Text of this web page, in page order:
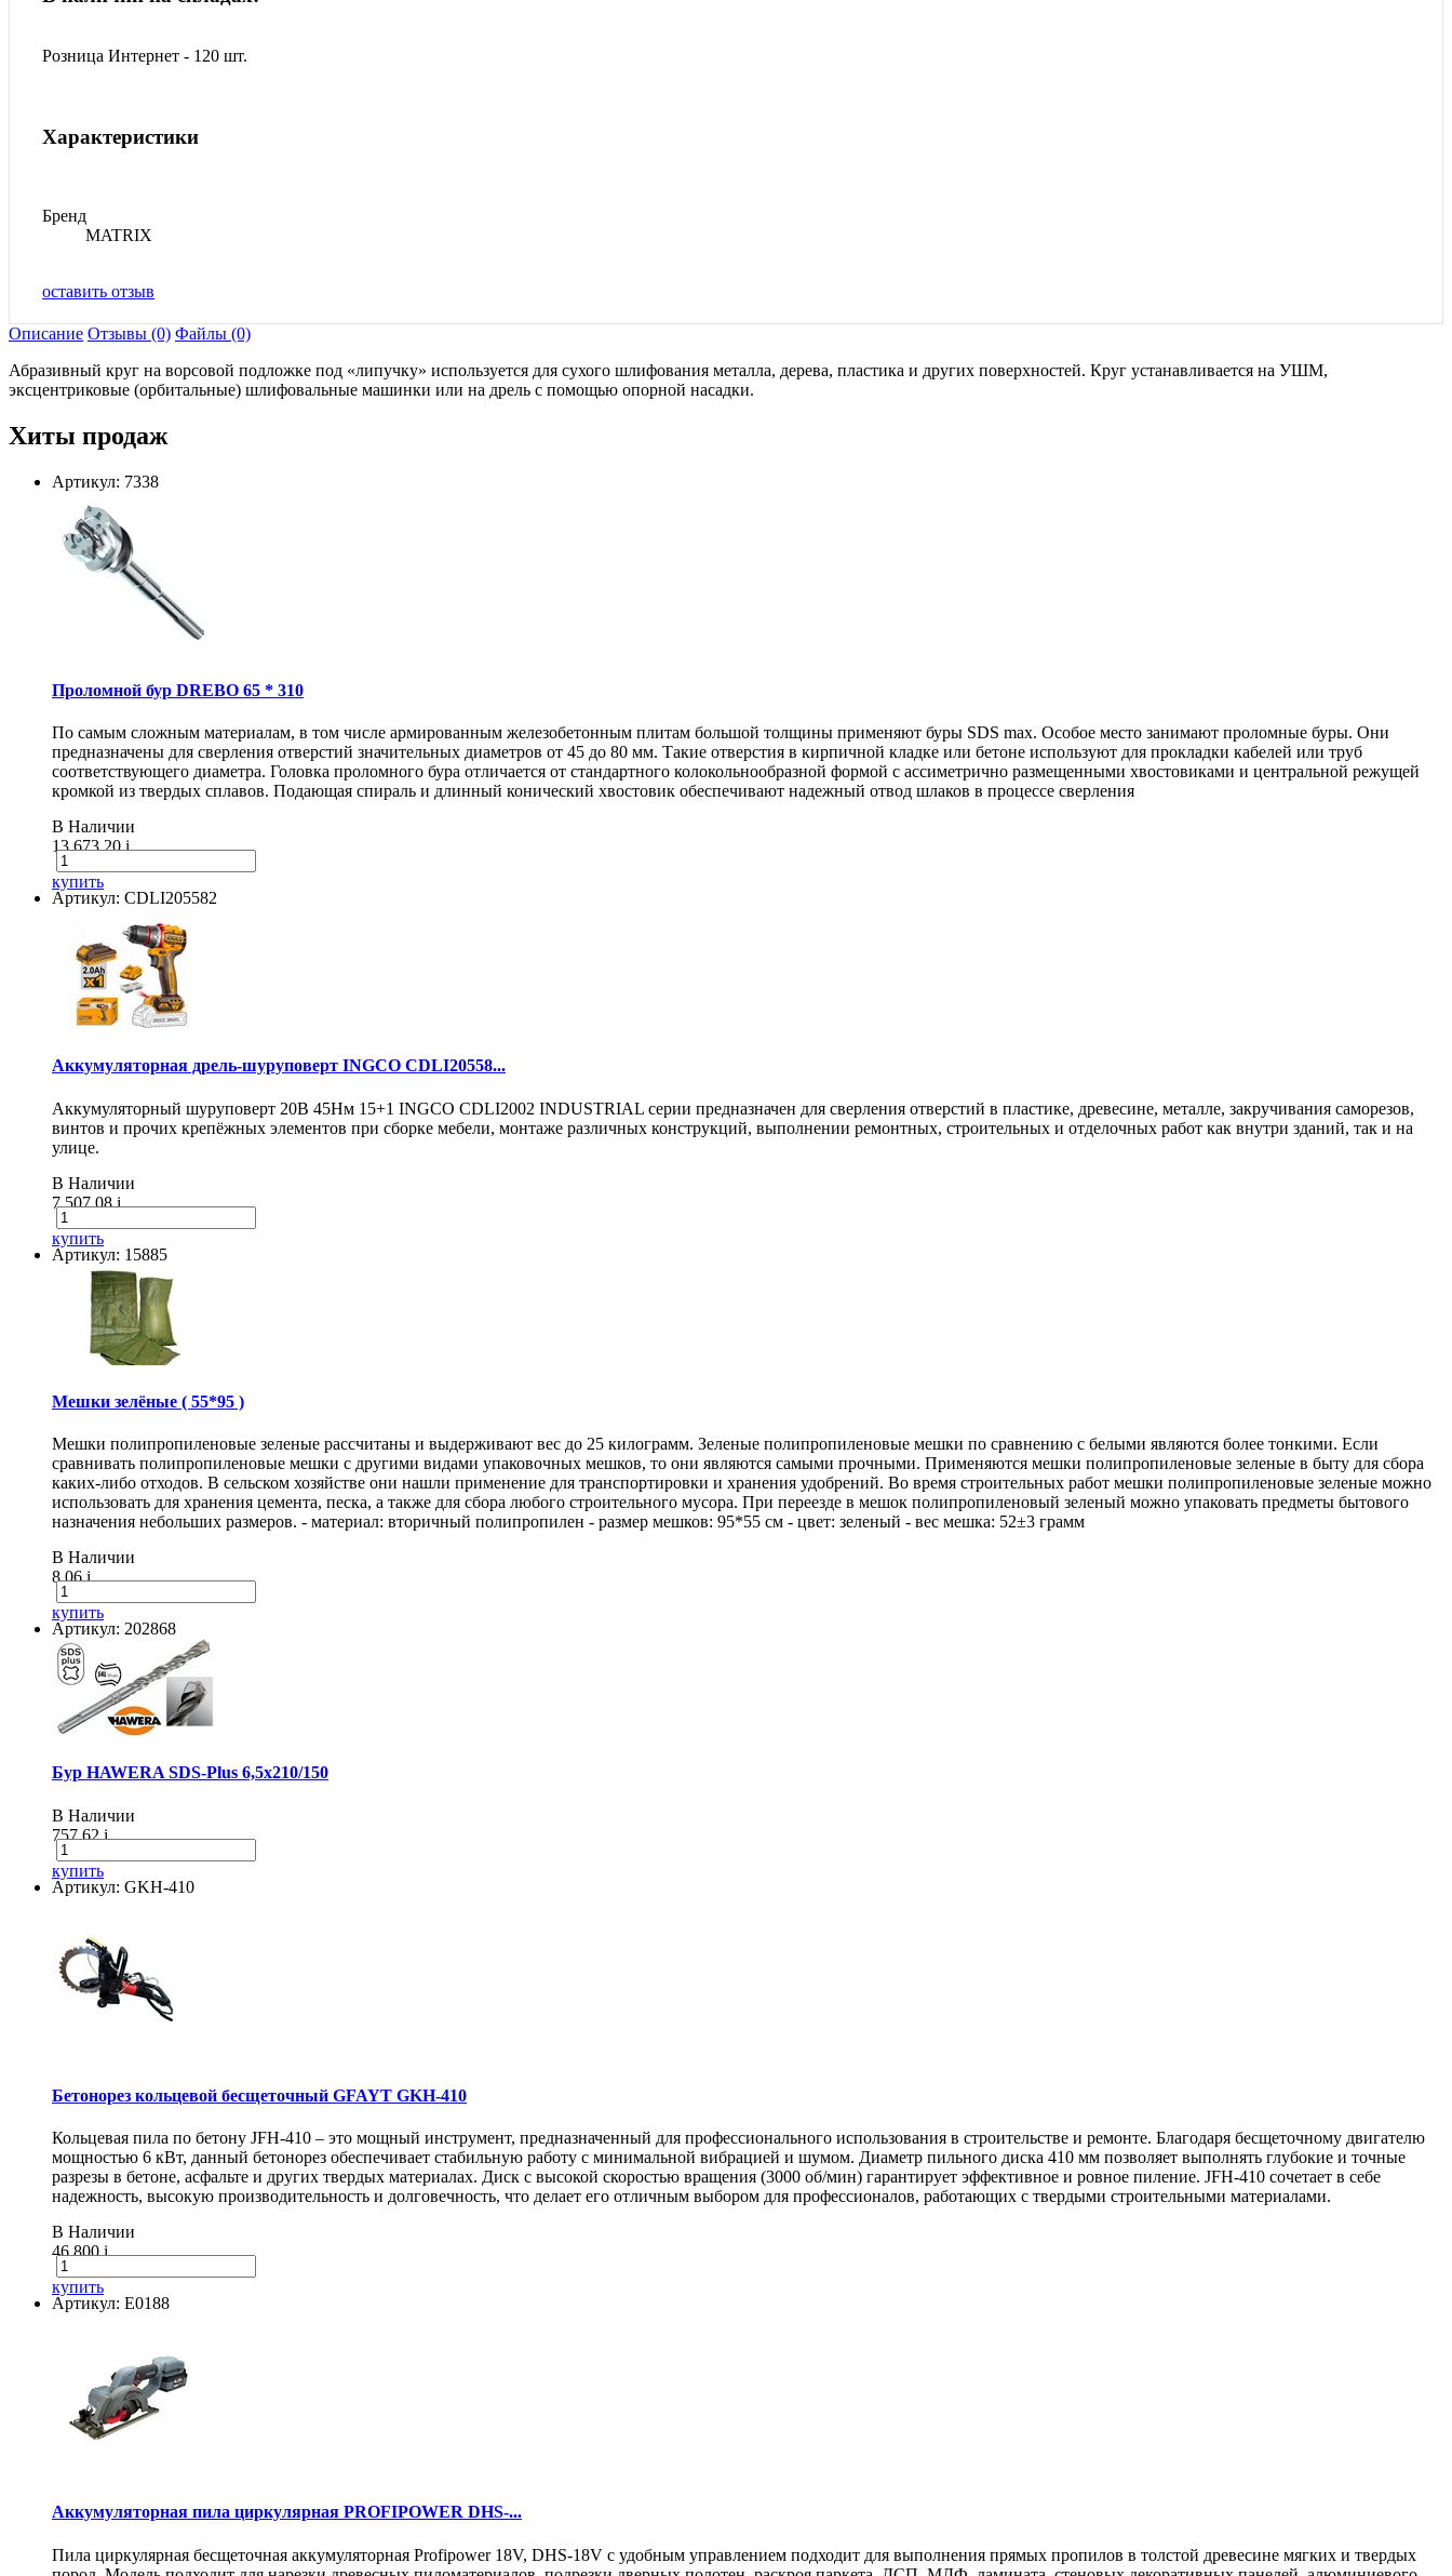
Розница Интернет - 120 шт.
Характеристики
Бренд
MATRIX
оставить отзыв
Описание Отзывы (0) Файлы (0)
Абразивный круг на ворсовой подложке под «липучку» используется для сухого шлифования металла, дерева, пластика и других поверхностей. Круг устанавливается на УШМ,
эксцентриковые (орбитальные) шлифовальные машинки или на дрель с помощью опорной насадки.
Хиты продаж
Артикул: 7338
Проломной бур DREBO 65 * 310
По самым сложным материалам, в том числе армированным железобетонным плитам большой толщины применяют буры SDS max. Особое место занимают проломные буры. Они
предназначены для сверления отверстий значительных диаметров от 45 до 80 мм. Такие отверстия в кирпичной кладке или бетоне используют для прокладки кабелей или труб
соответствующего диаметра. Головка проломного бура отличается от стандартного колокольнообразной формой с ассиметрично размещенными хвостовиками и центральной режущей
кромкой из твердых сплавов. Подающая спираль и длинный конический хвостовик обеспечивают надежный отвод шлаков в процессе сверления
В Наличии
13 673.20i
купить
Артикул: CDLI205582
Аккумуляторная дрель-шуруповерт INGCO CDLI20558...
Аккумуляторный шуруповерт 20В 45Нм 15+1 INGCO CDLI2002 INDUSTRIAL серии предназначен для сверления отверстий в пластике, древесине, металле, закручивания саморезов,
винтов и прочих крепёжных элементов при сборке мебели, монтаже различных конструкций, выполнении ремонтных, строительных и отделочных работ как внутри зданий, так и на
улице.
В Наличии
7 507.08i
купить
Артикул: 15885
Мешки зелёные ( 55*95 )
Мешки полипропиленовые зеленые рассчитаны и выдерживают вес до 25 килограмм. Зеленые полипропиленовые мешки по сравнению с белыми являются более тонкими. Если
сравнивать полипропиленовые мешки с другими видами упаковочных мешков, то они являются самыми прочными. Применяются мешки полипропиленовые зеленые в быту для сбора
каких-либо отходов. В сельском хозяйстве они нашли применение для транспортировки и хранения удобрений. Во время строительных работ мешки полипропиленовые зеленые можно
использовать для хранения цемента, песка, а также для сбора любого строительного мусора. При переезде в мешок полипропиленовый зеленый можно упаковать предметы бытового
назначения небольших размеров. - материал: вторичный полипропилен - размер мешков: 95*55 см - цвет: зеленый - вес мешка: 52±3 грамм
В Наличии
8.06i
купить
Артикул: 202868
Бур HAWERA SDS-Plus 6,5х210/150
В Наличии
757.62i
купить
Артикул: GKH-410
Бетонорез кольцевой бесщеточный GFAYT GKH-410
Кольцевая пила по бетону JFH-410 – это мощный инструмент, предназначенный для профессионального использования в строительстве и ремонте. Благодаря бесщеточному двигателю
мощностью 6 кВт, данный бетонорез обеспечивает стабильную работу с минимальной вибрацией и шумом. Диаметр пильного диска 410 мм позволяет выполнять глубокие и точные
разрезы в бетоне, асфальте и других твердых материалах. Диск с высокой скоростью вращения (3000 об/мин) гарантирует эффективное и ровное пиление. JFH-410 сочетает в себе
надежность, высокую производительность и долговечность, что делает его отличным выбором для профессионалов, работающих с твердыми строительными материалами.
В Наличии
46 800i
купить
Артикул: E0188
Аккумуляторная пила циркулярная PROFIPOWER DHS-...
Пила циркулярная бесщеточная аккумуляторная Profipower 18V, DHS-18V с удобным управлением подходит для выполнения прямых пропилов в толстой древесине мягких и твердых